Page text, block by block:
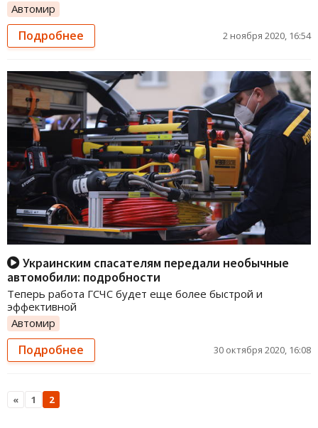
Автомир
Подробнее 2 ноября 2020, 16:54
Украинским спасателям передали необычные
автомобили: подробности
Теперь работа ГСЧС будет еще более быстрой и
эффективной
Автомир
Подробнее 30 октября 2020, 16:08
« 1 2